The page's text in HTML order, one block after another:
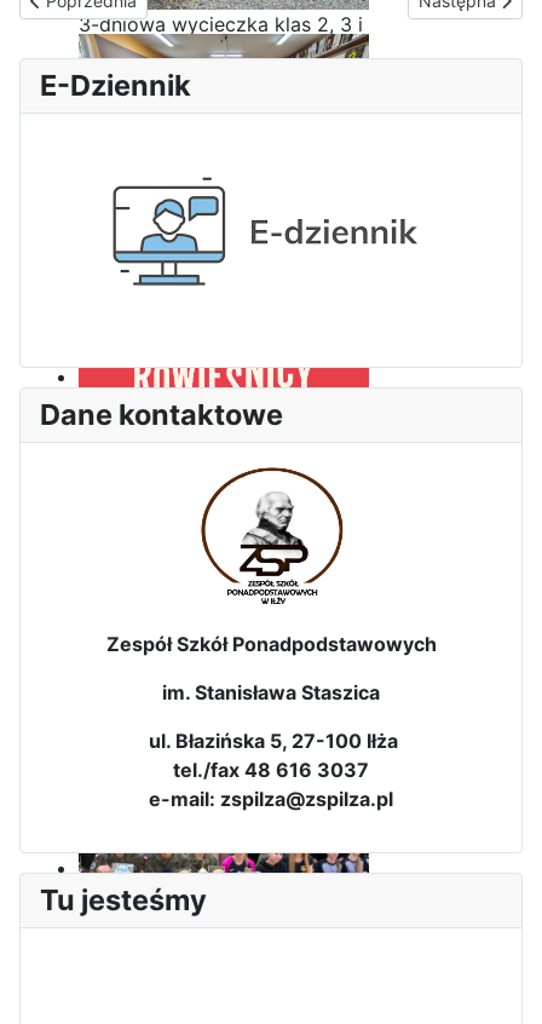
3-dniowa wycieczka klas 2, 3 i
4 technikum w Bieszczady
Wizyta edukacyjna w Areszcie
Bezpieczeństwo i kompetencje
uczniów - nasz priorytet
Dni Leśmianowskie 2026
E-Dziennik
Dane kontaktowe
Zespół Szkół Ponadpodstawowych
im. Stanisława Staszica
ul. Błazińska 5, 27-100 Iłża
tel./fax 48 616 3037
e-mail: zspilza@zspilza.pl
Tu jesteśmy